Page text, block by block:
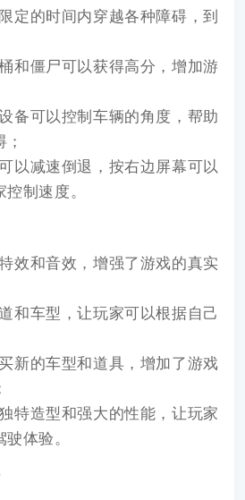
定的时间内穿越各种障碍，到
和僵尸可以获得高分，增加游
备可以控制车辆的角度，帮助
以减速倒退，按右边屏幕可以
制速度。
效和音效，增强了游戏的真实
和车型，让玩家可以根据自己
新的车型和道具，增加了游戏
特造型和强大的性能，让玩家
体验。